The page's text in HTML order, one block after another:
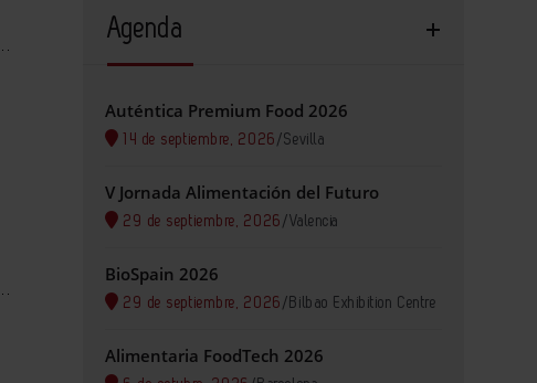
Agenda
Auténtica Premium Food 2026
14 de septiembre, 2026 /Sevilla
V Jornada Alimentación del Futuro
29 de septiembre, 2026 /Valencia
BioSpain 2026
29 de septiembre, 2026 / Bilbao Exhibition Centre
Alimentaria FoodTech 2026